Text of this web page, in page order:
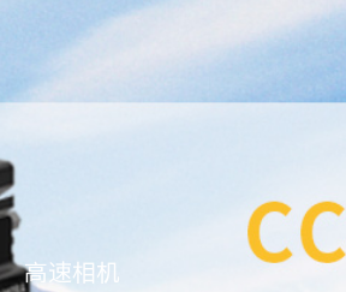
高速相机